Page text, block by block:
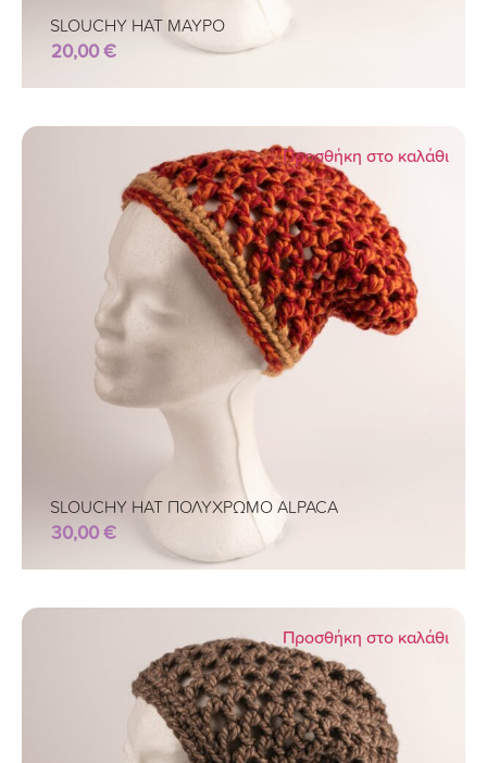
SLOUCHY HAT ΜΑΥΡΟ
20,00€
Προσθήκη στο καλάθι
SLOUCHY HAT ΠΟΛΥΧΡΩΜΟ ALPACA
30,00€
Προσθήκη στο καλάθι